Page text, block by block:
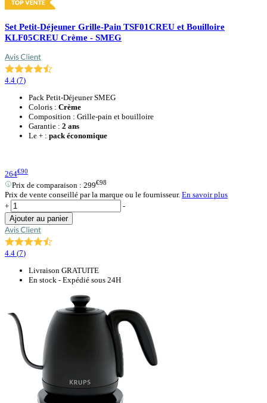
Set Petit-Déjeuner Grille-Pain TSF01CREU et Bouilloire
KLF05CREU Crème - SMEG
4.4 (7)
Pack Petit-Déjeuner SMEG
Coloris : Crème
Composition : Grille-pain et bouilloire
Garantie : 2 ans
Le + : pack économique
264€90
Prix de comparaison : 299€98
Prix de vente conseillé par la marque ou le fournisseur. En savoir plus
+
-
Ajouter au panier
4.4 (7)
Livraison GRATUITE
En stock - Expédié sous 24H